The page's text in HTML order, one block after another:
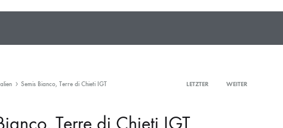
Semis Bianco, Terre di Chieti IGT LETZTER WEITER